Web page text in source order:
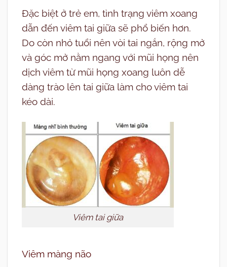
Đặc biệt ở trẻ em, tình trạng viêm xoang
dẫn đến viêm tai giữa sẽ phổ biến hơn.
Do còn nhỏ tuổi nên vòi tai ngắn, rộng mở
và góc mở nằm ngang với mũi họng nên
dịch viêm từ mũi họng xoang luôn dễ
dàng trào lên tai giữa làm cho viêm tai
kéo dài.
Viêm tai giữa
Viêm màng não